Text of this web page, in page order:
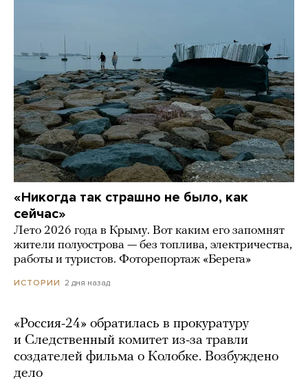
«Никогда так страшно не было, как
сейчас»
Лето 2026 года в Крыму. Вот каким его запомнят
жители полуострова — без топлива, электричества,
работы и туристов. Фоторепортаж «Берега»
ИСТОРИИ 2 дня назад
«Россия-24» обратилась в прокуратуру
и Следственный комитет из-за травли
создателей фильма о Колобке. Возбуждено
дело